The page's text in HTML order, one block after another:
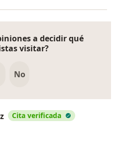
a decidir qué
visitar?
No
Cita verificada